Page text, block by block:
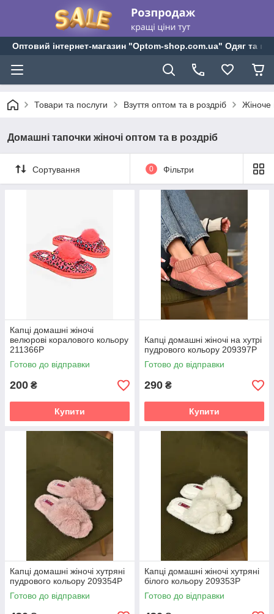
Оптовий інтернет-магазин "Optom-shop.com.ua" Одяг та
Товари та послуги Взуття оптом та в роздріб Жіноче
Домашні тапочки жіночі оптом та в роздріб
Сортування 0 Фільтри
Капці домашні жіночі
велюрові коралового кольору
211366P
Готово до відправки
200 ₴
Купити
Капці домашні жіночі на хутрі
пудрового кольору 209397P
Готово до відправки
290 ₴
Купити
Капці домашні жіночі хутряні
пудрового кольору 209354P
Готово до відправки
Капці домашні жіночі хутряні
білого кольору 209353P
Готово до відправки